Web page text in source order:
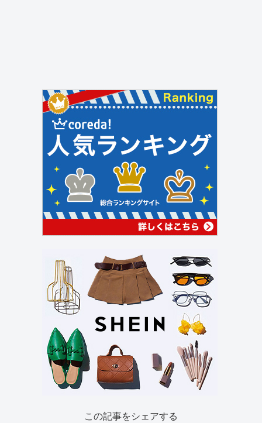
この記事をシェアする